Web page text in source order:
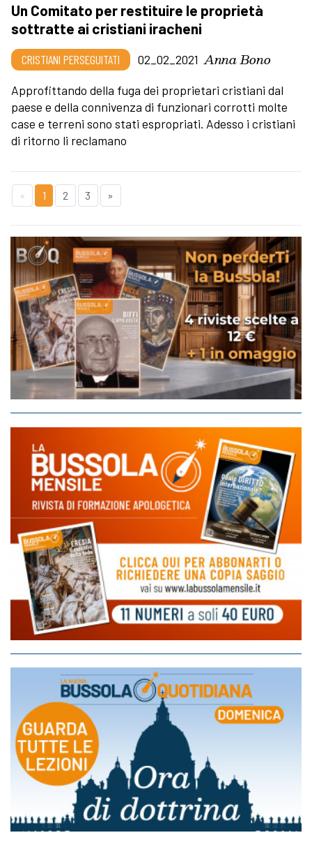
Un Comitato per restituire le proprietà
sottratte ai cristiani iracheni
CRISTIANI PERSEGUITATI 02_02_2021 Anna Bono
Approfittando della fuga dei proprietari cristiani dal
paese e della connivenza di funzionari corrotti molte
case e terreni sono stati espropriati. Adesso i cristiani
di ritorno li reclamano
« 1 2 3 »